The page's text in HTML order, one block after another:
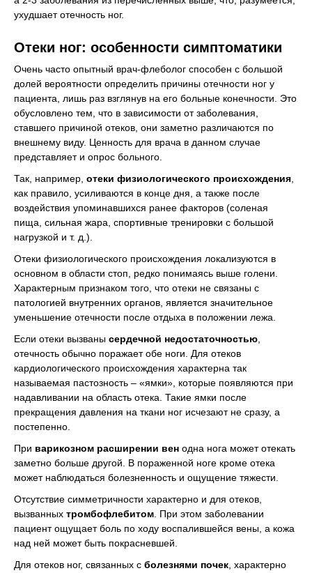
ухудшает отечность ног.
Отеки ног: особенности симптоматики
Очень часто опытный врач-флеболог способен с большой
долей вероятности определить причины отечности ног у
пациента, лишь раз взглянув на его больные конечности. Это
обусловлено тем, что в зависимости от заболевания,
ставшего причиной отеков, они заметно различаются по
внешнему виду. Ценность для врача в данном случае
представляет и опрос больного.
Так, например, отеки физиологического происхождения
как правило, усиливаются в конце дня, а также после
воздействия упоминавшихся ранее факторов (соленая
пища, сильная жара, спортивные тренировки с большой
нагрузкой и т. д.).
Отеки физиологического происхождения локализуются в
основном в области стоп, редко понимаясь выше голени.
Характерным признаком того, что отеки не связаны с
патологией внутренних органов, является значительное
уменьшение отечности после отдыха в положении лежа.
Если отеки вызваны сердечной недостаточностью
отечность обычно поражает обе ноги. Для отеков
кардиологического происхождения характерна так
называемая пастозность – «ямки», которые появляются при
надавливании на область отека. Такие ямки после
прекращения давления на ткани ног исчезают не сразу, а
постепенно.
При варикозном расширении вен одна нога может отекать
заметно больше другой. В пораженной ноге кроме отека
может наблюдаться болезненность и ощущение тяжести.
Отсутствие симметричности характерно и для отеков,
вызванных тромбофлебитом . При этом заболевании
пациент ощущает боль по ходу воспалившейся вены, а кожа
над ней может быть покрасневшей.
Для отеков ног, связанных с болезнями почек , характерно